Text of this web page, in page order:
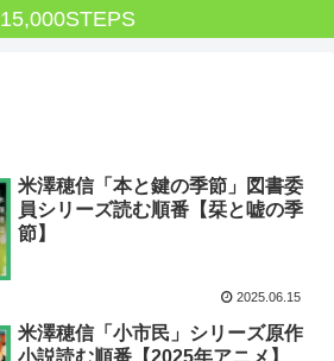
15,000STEPS
米澤穂信「本と鍵の季節」図書委
員シリーズ読む順番【栞と嘘の季
節】
2025.06.15
米澤穂信「小市民」シリーズ原作
小説読む順番【2025年アニメ】